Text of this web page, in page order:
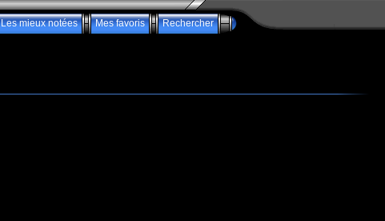
Les mieux notées Mes favoris Rechercher